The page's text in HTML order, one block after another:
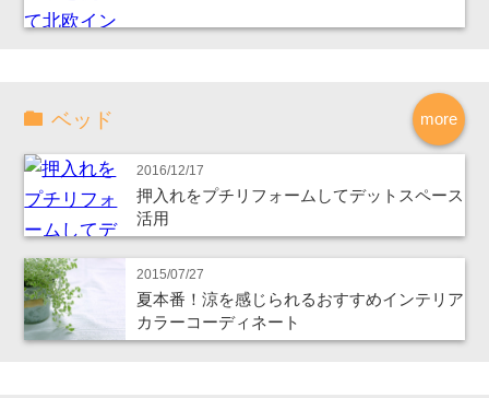
more
ベッド
2016/12/17
押入れをプチリフォームしてデットスペース
活用
2015/07/27
夏本番！涼を感じられるおすすめインテリア
カラーコーディネート